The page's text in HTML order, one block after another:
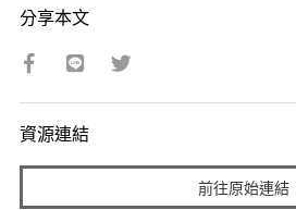
分享本文
資源連結
前往原始連結